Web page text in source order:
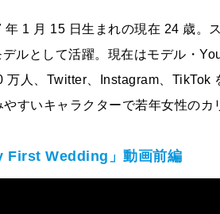
1 月 15 日生まれの現在 24 歳。
ルとして活躍。現在はモデル・
万人、Twitter、Instagram、
すいキャラクターで若年女性の
First Wedding 」動画前編